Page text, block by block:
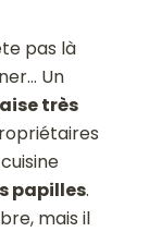
pas là
Un
très
papilles.
mais il